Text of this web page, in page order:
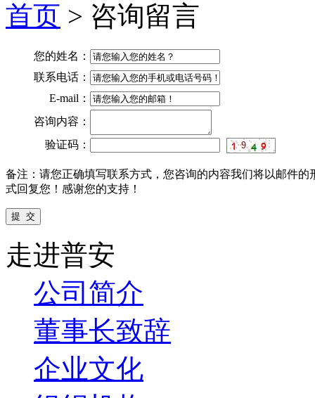
首页 > 咨询留言
您的姓名：
联系电话：
E-mail：
咨询内容：
验证码：
备注：请您正确填写联系方式，您咨询的内容我们将以邮件的
式回复您！感谢您的支持！
走进普安
公司简介
董事长致辞
企业文化